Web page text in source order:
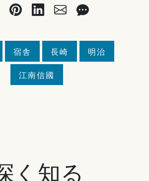
宿舎 長崎 明治
江南信國
く知る